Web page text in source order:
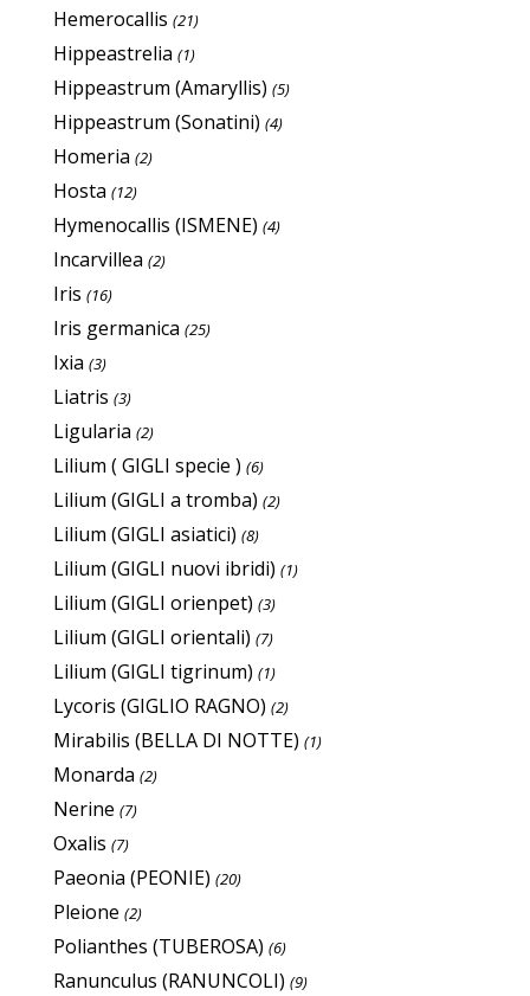
Hemerocallis (21)
Hippeastrelia (1)
Hippeastrum (Amaryllis) (5)
Hippeastrum (Sonatini) (4)
Homeria (2)
Hosta (12)
Hymenocallis (ISMENE) (4)
Incarvillea (2)
Iris (16)
Iris germanica (25)
Ixia (3)
Liatris (3)
Ligularia (2)
Lilium ( GIGLI specie ) (6)
Lilium (GIGLI a tromba) (2)
Lilium (GIGLI asiatici) (8)
Lilium (GIGLI nuovi ibridi) (1)
Lilium (GIGLI orienpet) (3)
Lilium (GIGLI orientali) (7)
Lilium (GIGLI tigrinum) (1)
Lycoris (GIGLIO RAGNO) (2)
Mirabilis (BELLA DI NOTTE) (1)
Monarda (2)
Nerine (7)
Oxalis (7)
Paeonia (PEONIE) (20)
Pleione (2)
Polianthes (TUBEROSA) (6)
Ranunculus (RANUNCOLI) (9)